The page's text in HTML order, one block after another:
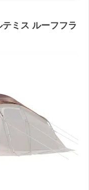
ミス ルーフフラ